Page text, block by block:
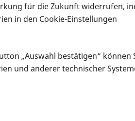
zum Termin
19:00 Uhr
17:00 Uhr
uns alle drei bis vier Monate im
für die Zukunft widerrufen,
in den Cookie-Einstellungen
„Auswahl bestätigen“ können
und anderer technischer